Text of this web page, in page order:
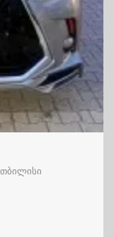
თბილისი